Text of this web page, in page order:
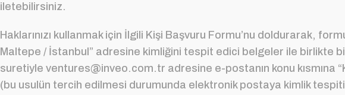
iletebilirsiniz.
Haklarınızı kullanmak için İlgili Kişi Başvuru Formu’nu doldurarak,
Maltepe / İstanbul” adresine kimliğini tespit edici belgeler ile birlikte
suretiyle ventures@inveo.com.tr adresine e-postanın konu
(bu usulün tercih edilmesi durumunda elektronik postaya kimlik